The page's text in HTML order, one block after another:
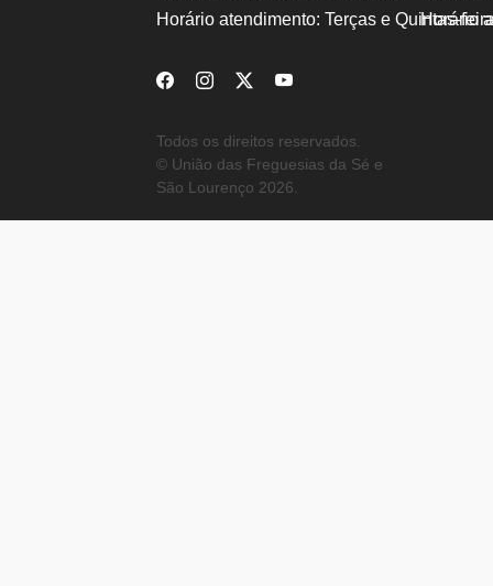
Horário atendimento: Terças e Quintas-
Horário
Todos os direitos reservados.
© União das Freguesias da Sé e
São Lourenço 2026.